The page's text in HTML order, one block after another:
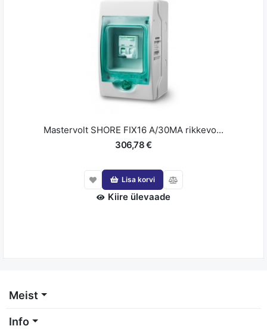
Mastervolt SHORE FIX16 A/30MA rikkevo...
306,78 €
Lisa korvi
Kiire ülevaade
Meist
Info